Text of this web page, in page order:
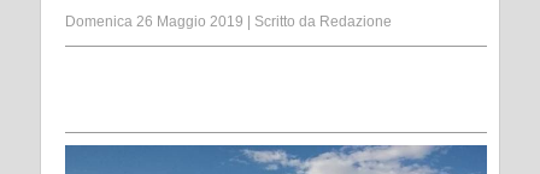
Domenica 26 Maggio 2019 Scritto da Redazione